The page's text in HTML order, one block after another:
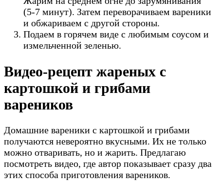
(5-7 минут). Затем переворачиваем вареники
и обжариваем с другой стороны.
Подаем в горячем виде с любимым соусом и
измельченной зеленью.
Видео-рецепт жареных с
картошкой и грибами
вареников
Домашние вареники с картошкой и грибами
получаются невероятно вкусными. Их не только
можно отваривать, но и жарить. Предлагаю
посмотреть видео, где автор показывает сразу два
этих способа приготовления вареников.